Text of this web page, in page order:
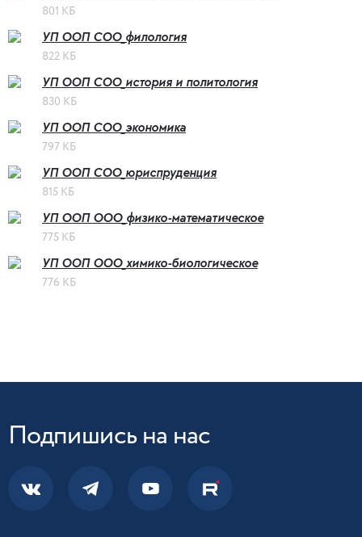
801 КБ
УП ООП СОО_филология
822 КБ
УП ООП СОО_история и политология
830 КБ
УП ООП СОО_экономика
797 КБ
УП ООП СОО_юриспруденция
815 КБ
УП ООП ООО_физико-математическое
775 КБ
УП ООП ООО_химико-биологическое
776 КБ
Подпишись на нас